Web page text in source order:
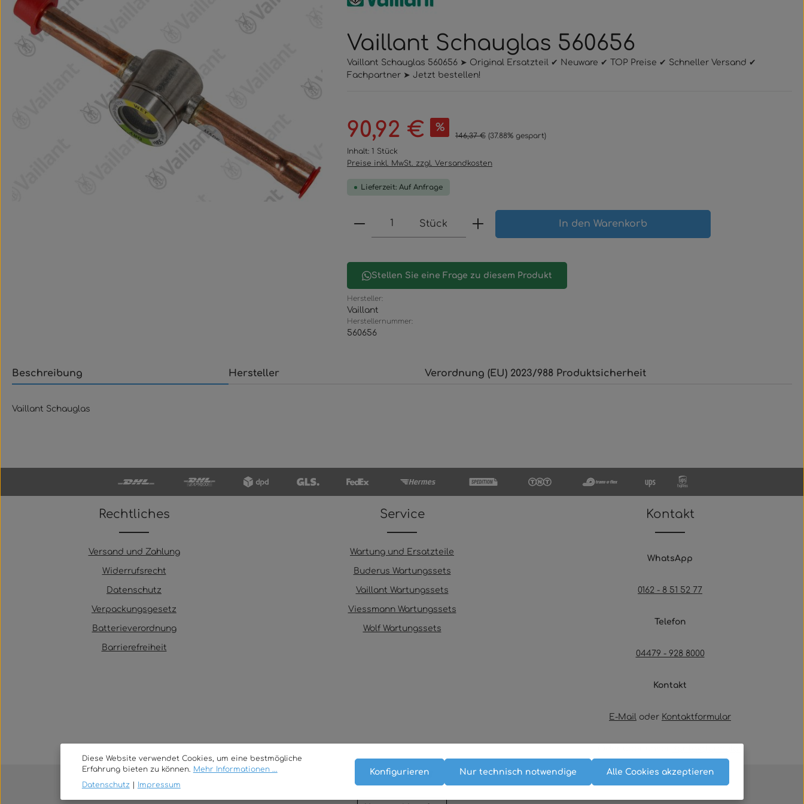
Vaillant Schauglas 560656
Vaillant Schauglas 560656 ➤ Original Ersatzteil ✔ Neuware ✔ TOP Preise ✔ Schneller Versand ✔
Fachpartner ➤ Jetzt bestellen!
Verkaufspreis:
90,92 € %
Regulärer Preis:
146,37 € (37.88% gespart)
Inhalt: 1 Stück
Preise inkl. MwSt. zzgl. Versandkosten
Lieferzeit: Auf Anfrage
Produkt Anzahl: Gib den gewünschten Wert ein oder
Stück In den Warenkorb
Stellen Sie eine Frage zu diesem Produkt
Hersteller:
Vaillant
Herstellernummer:
560656
Beschreibung Hersteller Verordnung (EU) 2023/988 Produktsicherheit
Vaillant Schauglas
Rechtliches
Versand und Zahlung
Widerrufsrecht
Datenschutz
Verpackungsgesetz
Batterieverordnung
Barrierefreiheit
Service
Wartung und Ersatzteile
Buderus Wartungssets
Vaillant Wartungssets
Viessmann Wartungssets
Wolf Wartungssets
Kontakt
WhatsApp
0162 - 8 51 52 77
Telefon
04479 - 928 8000
Kontakt
E-Mail oder Kontaktformular
Diese Website verwendet Cookies, um eine bestmögliche
Erfahrung bieten zu können. Mehr Informationen ...
Datenschutz
Impressum
Nur technisch notwendige
Konfigurieren Alle Cookies akzeptieren